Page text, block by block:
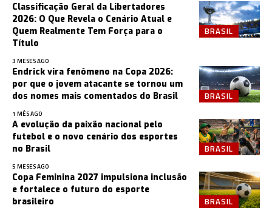
BRASIL
Classificação Geral da Libertadores
2026: O Que Revela o Cenário Atual e
Quem Realmente Tem Força para o
Título
3 MESES AGO
BRASIL
Endrick vira fenômeno na Copa 2026:
por que o jovem atacante se tornou um
dos nomes mais comentados do Brasil
1 MÊS AGO
BRASIL
A evolução da paixão nacional pelo
futebol e o novo cenário dos esportes
no Brasil
5 MESES AGO
BRASIL
Copa Feminina 2027 impulsiona inclusão
e fortalece o futuro do esporte
brasileiro